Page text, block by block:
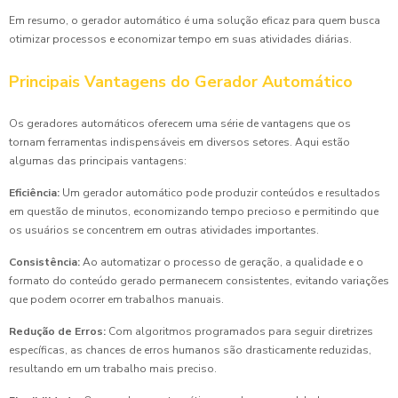
Em resumo, o gerador automático é uma solução eficaz para quem busca
otimizar processos e economizar tempo em suas atividades diárias.
Principais Vantagens do Gerador Automático
Os geradores automáticos oferecem uma série de vantagens que os
tornam ferramentas indispensáveis em diversos setores. Aqui estão
algumas das principais vantagens:
Eficiência: Um gerador automático pode produzir conteúdos e resultados
em questão de minutos, economizando tempo precioso e permitindo que
os usuários se concentrem em outras atividades importantes.
Consistência:Ao automatizar o processo de geração, a qualidade e o
formato do conteúdo gerado permanecem consistentes, evitando variações
que podem ocorrer em trabalhos manuais.
Redução de Erros: Com algoritmos programados para seguir diretrizes
específicas, as chances de erros humanos são drasticamente reduzidas,
resultando em um trabalho mais preciso.